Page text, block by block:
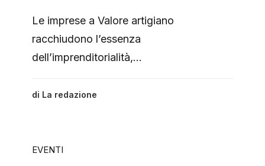
Le imprese a Valore artigiano
racchiudono l’essenza
dell’imprenditorialità,…
di La redazione
EVENTI